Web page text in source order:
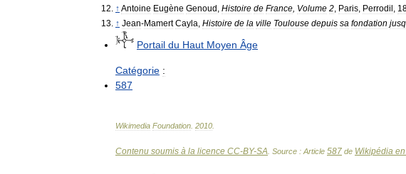
↑ Antoine Eugène Genoud , Histoire de France, Volume 2, Paris, Perrodil ,
↑ Jean-Mamert Cayla, Histoire de la ville Toulouse depuis sa fondation
Portail du Haut Moyen Âge
Catégorie :
587
Wikimedia Foundation 2010
Contenu soumis à la licence CC-BY-SA . Source : Article 587 de Wikipédia